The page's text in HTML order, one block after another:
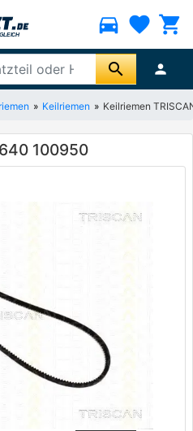
directions_car favorite shopping_cart
search person
Keilriemen Keilriemen
100950